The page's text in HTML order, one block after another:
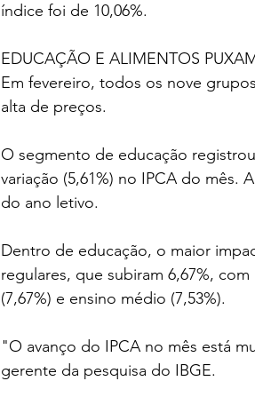
índice foi de 10,06%.
EDUCAÇÃO E ALIMENTOS
Em fevereiro, todos os nove
alta de preços.
O segmento de educação
variação (5,61%) no IPCA do mês.
do ano letivo.
Dentro de educação, o maior
regulares, que subiram 6,67%,
(7,67%) e ensino médio (7,53%).
"O avanço do IPCA no mês está
gerente da pesquisa do IBGE.